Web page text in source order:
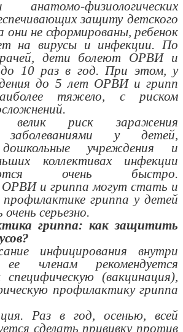
физиологических
защиту детского
они не сформированы, ребенок
на вирусы и инфекции. По
дети болеют ОРВИ и
10 раз в год. При этом, у
до 5 лет ОРВИ и грипп
тяжело, с риском
велик риск заражения
заболеваниями у детей,
учреждения и
коллективах инфекции
очень быстро.
ОРВИ и гриппа могут стать и
гриппа у детей
серьезно.
гриппа: как защитить
инфицирования внутри
членам рекомендуется
(вакцинация),
профилактику гриппа
Раз в год, осенью, всей
сделать прививку против